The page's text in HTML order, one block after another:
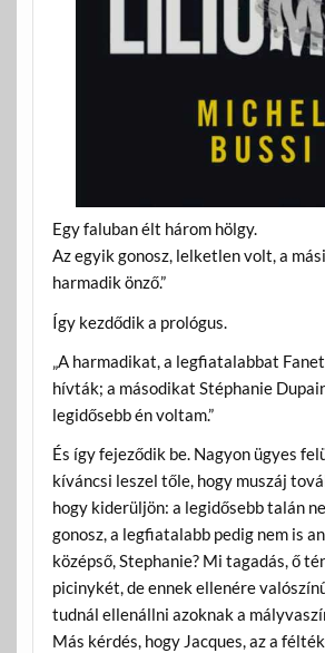
Egy faluban élt három hölgy.
Az egyik gonosz, lelketlen volt, a
harmadik önző.”
Így kezdődik a prológus.
„A harmadikat, a legfiatalabbat
hívták; a másodikat Stéphanie
legidősebb én voltam.”
És így fejeződik be. Nagyon ügyes
kíváncsi leszel tőle, hogy muszáj
hogy kiderüljön: a legidősebb talán
gonosz, a legfiatalabb pedig nem is
középső, Stephanie? Mi tagadás, ő
picinykét, de ennek ellenére
tudnál ellenállni azoknak a
Más kérdés, hogy Jacques, az a